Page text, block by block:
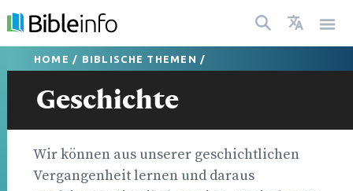
HOME / BIBLISCHE THEMEN /
Geschichte
Wir können aus unserer geschichtlichen
Vergangenheit lernen und daraus